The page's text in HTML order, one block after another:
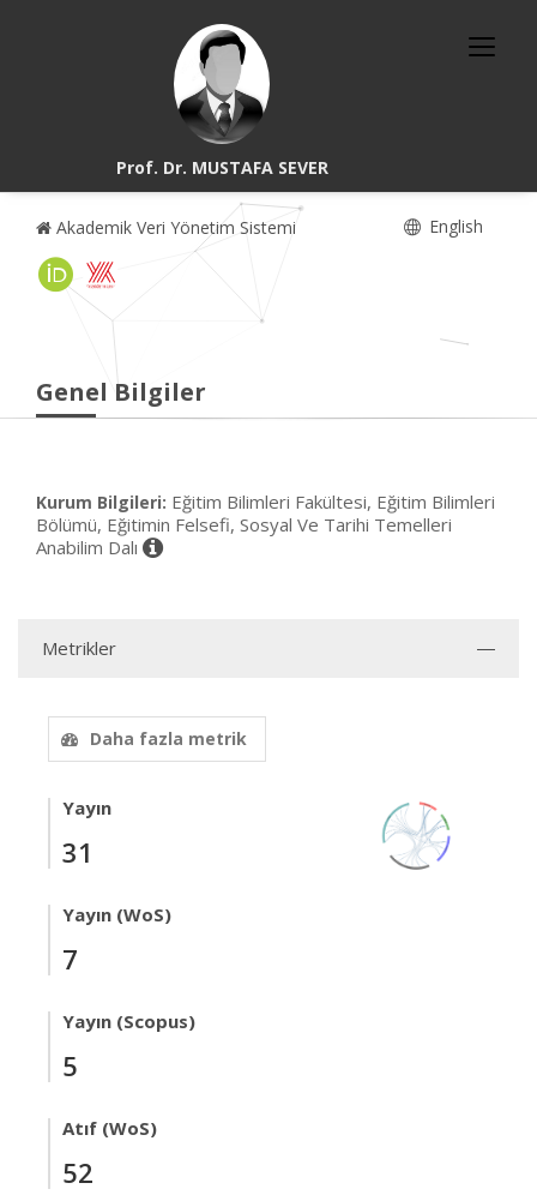
Prof. Dr. MUSTAFA SEVER
Akademik Veri Yönetim Sistemi English
Genel Bilgiler
Kurum Bilgileri: Eğitim Bilimleri Fakültesi, Eğitim Bilimleri
Bölümü, Eğitimin Felsefi, Sosyal Ve Tarihi Temelleri
Anabilim Dalı
Metrikler
Daha fazla metrik
Yayın
31
Yayın (WoS)
7
Yayın (Scopus)
5
Atıf (WoS)
52